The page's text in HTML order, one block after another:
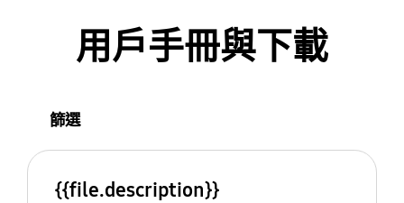
用戶手冊與下載
篩選
{{file.description}}